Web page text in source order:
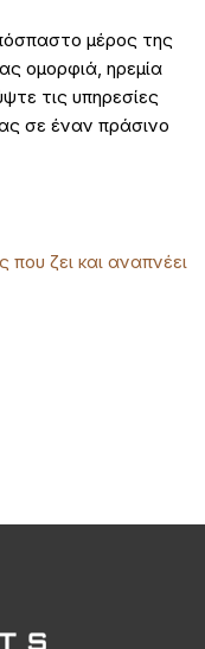
μέρος της
ομορφιά, ηρεμία
τις υπηρεσίες
σε έναν πράσινο
ζει και αναπνέει